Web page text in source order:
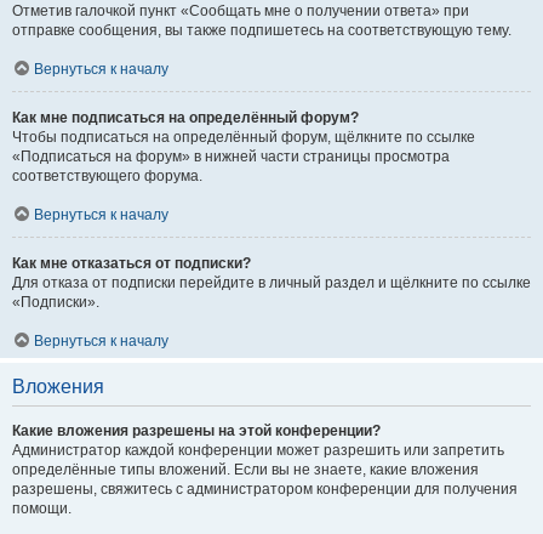
Отметив галочкой пункт «Сообщать мне о получении ответа» при
отправке сообщения, вы также подпишетесь на соответствующую тему.
Вернуться к началу
Как мне подписаться на определённый форум?
Чтобы подписаться на определённый форум, щёлкните по ссылке
«Подписаться на форум» в нижней части страницы просмотра
соответствующего форума.
Вернуться к началу
Как мне отказаться от подписки?
Для отказа от подписки перейдите в личный раздел и щёлкните по ссылке
«Подписки».
Вернуться к началу
Вложения
Какие вложения разрешены на этой конференции?
Администратор каждой конференции может разрешить или запретить
определённые типы вложений. Если вы не знаете, какие вложения
разрешены, свяжитесь с администратором конференции для получения
помощи.